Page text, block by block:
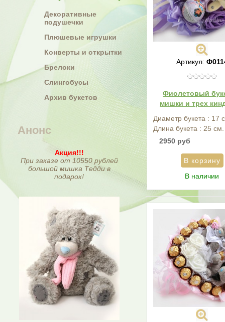
Декоративные
подушечки
Плюшевые игрушки
Конверты и открытки
Брелоки
Слингобусы
Архив букетов
Анонс
Акция!!!
При заказе от 10550 рублей
большой мишка Тедди в
подарок!
Артикул:
Фиолетовый
мишки и трех
Диаметр букета : 17
Длина букета : 25 см.
2950 руб
В наличии